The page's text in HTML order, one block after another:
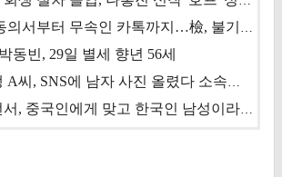
동빈, 29일 별세 향년 56세
대만 인플루언서, 중국인에게 맞고 한국인 남성이라 진술 '후폭풍'